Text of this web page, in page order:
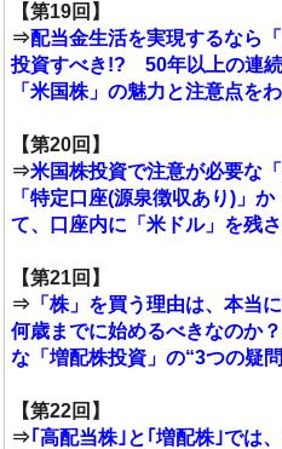
【第19回】
⇒配当金生活を実現するなら
投資すべき!? 50年以上の連
「米国株」の魅力と注意点を
【第20回】
⇒米国株投資で注意が必要な
「特定口座(源泉徴収あり)」
て、口座内に「米ドル」を残
【第21回】
⇒「株」を買う理由は、本当
何歳までに始めるべきなのか
な「増配株投資」の“3つの疑
【第22回】
⇒｢高配当株｣と｢増配株｣では